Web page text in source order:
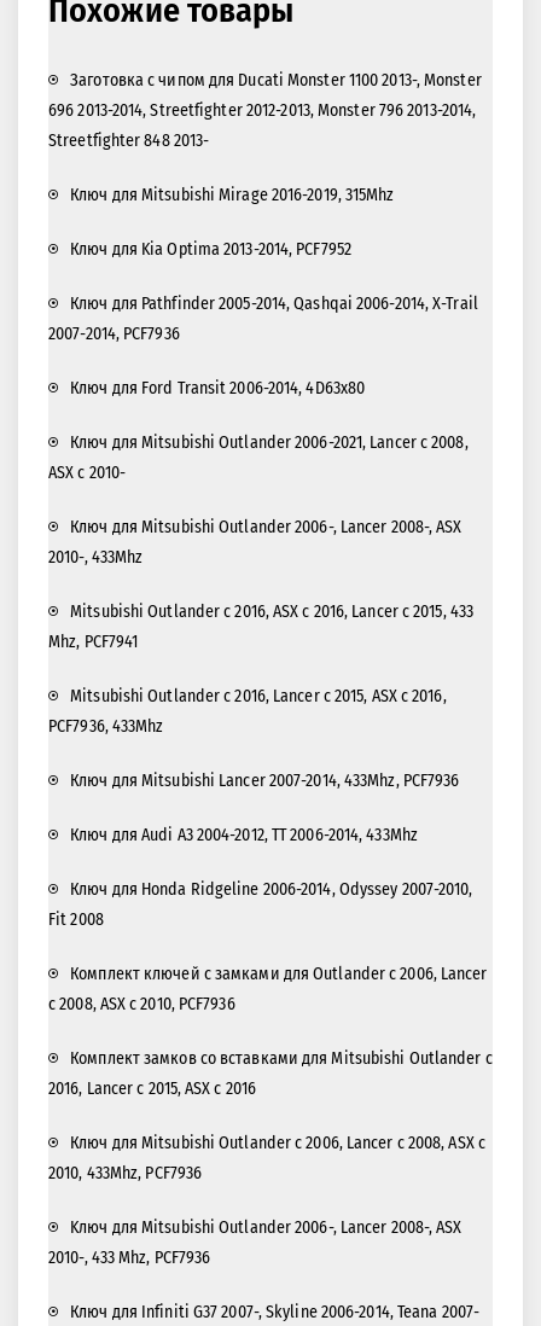
Похожие товары
Заготовка с чипом для Ducati Monster 1100 2013-, Monster
696 2013-2014, Streetfighter 2012-2013, Monster 796 2013-2014,
Streetfighter 848 2013-
Ключ для Mitsubishi Mirage 2016-2019, 315Mhz
Ключ для Kia Optima 2013-2014, PCF7952
Ключ для Pathfinder 2005-2014, Qashqai 2006-2014, X-Trail
2007-2014, PCF7936
Ключ для Ford Transit 2006-2014, 4D63x80
Ключ для Mitsubishi Outlander 2006-2021, Lancer с 2008,
ASX с 2010-
Ключ для Mitsubishi Outlander 2006-, Lancer 2008-, ASX
2010-, 433Mhz
Mitsubishi Outlander с 2016, ASX с 2016, Lancer с 2015, 433
Mhz, PCF7941
Mitsubishi Outlander с 2016, Lancer с 2015, ASX с 2016,
PCF7936, 433Mhz
Ключ для Mitsubishi Lancer 2007-2014, 433Mhz, PCF7936
Ключ для Audi A3 2004-2012, TT 2006-2014, 433Mhz
Ключ для Honda Ridgeline 2006-2014, Odyssey 2007-2010,
Fit 2008
Комплект ключей с замками для Outlander с 2006, Lancer
с 2008, ASX с 2010, PCF7936
Комплект замков со вставками для Mitsubishi Outlander с
2016, Lancer с 2015, ASX с 2016
Ключ для Mitsubishi Outlander с 2006, Lancer с 2008, ASX с
2010, 433Mhz, PCF7936
Kлюч для Mitsubishi Outlander 2006-, Lancer 2008-, ASX
2010-, 433 Mhz, PCF7936
Ключ для Infiniti G37 2007-, Skyline 2006-2014, Teana 2007-